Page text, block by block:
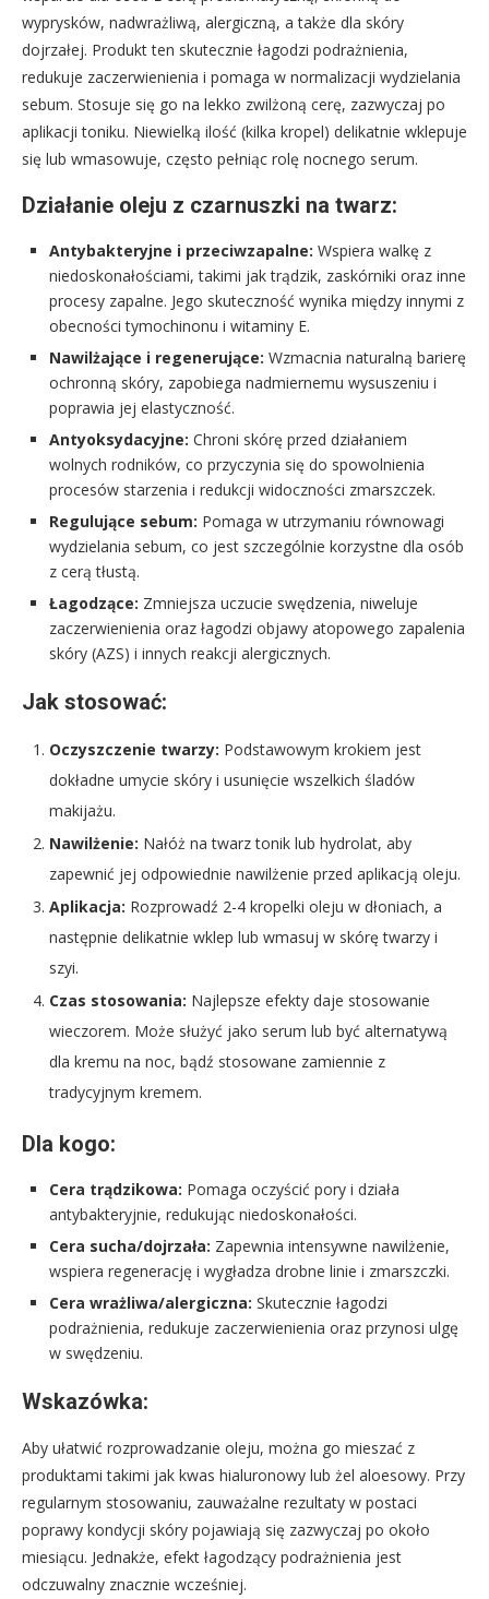
wyprysków, nadwrażliwą, alergiczną, a także dla skóry
dojrzałej. Produkt ten skutecznie łagodzi podrażnienia,
redukuje zaczerwienienia i pomaga w normalizacji wydzielania
sebum. Stosuje się go na lekko zwilżoną cerę, zazwyczaj po
aplikacji toniku. Niewielką ilość (kilka kropel) delikatnie wklepuje
się lub wmasowuje, często pełniąc rolę nocnego serum.
Działanie oleju z czarnuszki na twarz:
Antybakteryjne i przeciwzapalne: Wspiera walkę z
niedoskonałościami, takimi jak trądzik, zaskórniki oraz inne
procesy zapalne. Jego skuteczność wynika między innymi z
obecności tymochinonu i witaminy E.
Nawilżające i regenerujące: Wzmacnia naturalną barierę
ochronną skóry, zapobiega nadmiernemu wysuszeniu i
poprawia jej elastyczność.
Antyoksydacyjne: Chroni skórę przed działaniem
wolnych rodników, co przyczynia się do spowolnienia
procesów starzenia i redukcji widoczności zmarszczek.
Regulujące sebum: Pomaga w utrzymaniu równowagi
wydzielania sebum, co jest szczególnie korzystne dla osób
z cerą tłustą.
Łagodzące: Zmniejsza uczucie swędzenia, niweluje
zaczerwienienia oraz łagodzi objawy atopowego zapalenia
skóry (AZS) i innych reakcji alergicznych.
Jak stosować:
Oczyszczenie twarzy: Podstawowym krokiem jest
dokładne umycie skóry i usunięcie wszelkich śladów
makijażu.
Nawilżenie: Nałóż na twarz tonik lub hydrolat, aby
zapewnić jej odpowiednie nawilżenie przed aplikacją oleju.
Aplikacja: Rozprowadź 2-4 kropelki oleju w dłoniach, a
następnie delikatnie wklep lub wmasuj w skórę twarzy i
szyi.
Czas stosowania: Najlepsze efekty daje stosowanie
wieczorem. Może służyć jako serum lub być alternatywą
dla kremu na noc, bądź stosowane zamiennie z
tradycyjnym kremem.
Dla kogo:
Cera trądzikowa: Pomaga oczyścić pory i działa
antybakteryjnie, redukując niedoskonałości.
Cera sucha/dojrzała: Zapewnia intensywne nawilżenie,
wspiera regenerację i wygładza drobne linie i zmarszczki.
Cera wrażliwa/alergiczna: Skutecznie łagodzi
podrażnienia, redukuje zaczerwienienia oraz przynosi ulgę
w swędzeniu.
Wskazówka:
Aby ułatwić rozprowadzanie oleju, można go mieszać z
produktami takimi jak kwas hialuronowy lub żel aloesowy. Przy
regularnym stosowaniu, zauważalne rezultaty w postaci
poprawy kondycji skóry pojawiają się zazwyczaj po około
miesiącu. Jednakże, efekt łagodzący podrażnienia jest
odczuwalny znacznie wcześniej.